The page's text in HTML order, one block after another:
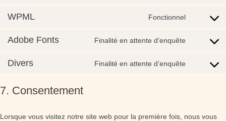
service
WPML Fonctionnel
Consent
service
Adobe Fonts Finalité en attente d’enquête
Consent
service
Divers Finalité en attente d’enquête
Consent
7. Consentement
Lorsque vous visitez notre site web pour la première fois, nous vous